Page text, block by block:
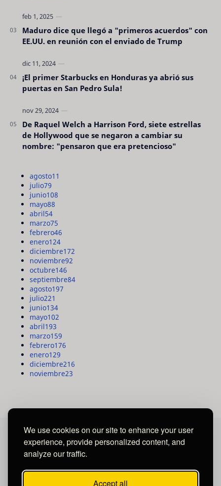
We use cookies on our site to enhance your user
experience, provide personalized content, and
analyze our traffic.
Accept all
Maduro dice que llegó a "primeros acuerdos" con
EE.UU. en reunión con el enviado de Trump
¡El primer Starbucks en Honduras ya abrió sus
puertas en San Pedro Sula!
De Raquel Welch a Harrison Ford, siete estrellas
de Hollywood que se negaron a cambiar su
nombre: "pensaron que era pretencioso"
agosto11
julio79
junio108
mayo88
abril54
marzo75
febrero46
enero124
diciembre172
noviembre92
octubre146
septiembre84
agosto197
julio221
junio134
mayo102
abril193
marzo159
febrero176
enero129
diciembre216
noviembre23
MAYA MEDIA GROUP
Ubicados en Tegucigalpa - Honduras.